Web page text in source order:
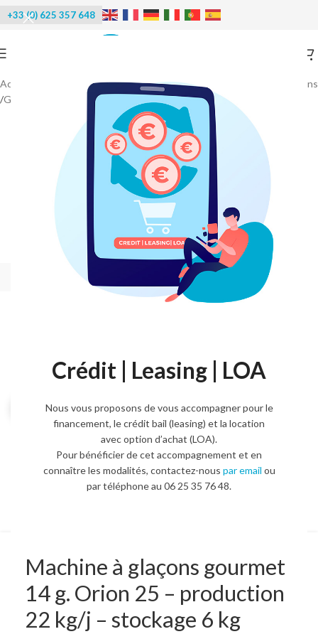
Crédit | Leasing | LOA
Nous vous proposons de vous accompagner pour le
financement, le crédit bail (leasing) et la location
avec option d’achat (LOA).
Pour bénéficier de cet accompagnement et en
connaître les modalités, contactez-nous par email ou
par téléphone au 06 25 35 76 48.
+33 (0) 625 357 648
Accueil Machines à glace/Machines à glaçons - Distributeurs de glaçons
/Glaçons Orion - Pulsar - Delta Max
-40%
Agrandir l'image
Machine à glaçons gourmet
14 g. Orion 25 – production
22 kg/j – stockage 6 kg